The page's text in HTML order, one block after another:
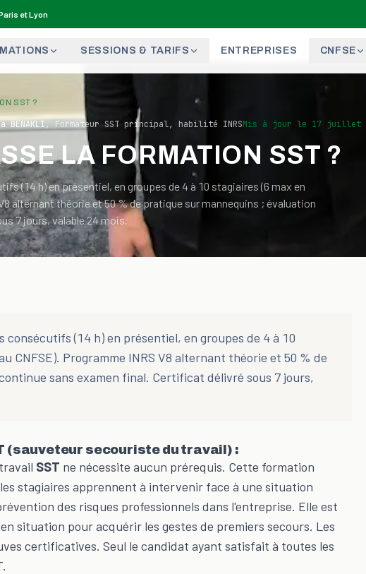
et Lyon
SESSIONS & TARIFS ENTREPRISES CNFSE
SST ?
BENAKLI, Formateur SST principal, habilité INRSMis à jour le 17 juillet
LA FORMATION SST ?
(14 h) en présentiel, en groupes de 4 à 10 stagiaires (6 max en
alternant théorie et 50 % de pratique sur mannequins ; évaluation
7 jours, valable 24 mois.
consécutifs (14 h) en présentiel, en groupes de 4 à 10
CNFSE). Programme INRS V8 alternant théorie et 50 % de
sans examen final. Certificat délivré sous 7 jours,
(sauveteur secouriste du travail) :
SST ne nécessite aucun prérequis. Cette formation
stagiaires apprennent à intervenir face à une situation
des risques professionnels dans l'entreprise. Elle est
situation pour acquérir les gestes de premiers secours. Les
certificatives. Seul le candidat ayant satisfait à toutes les